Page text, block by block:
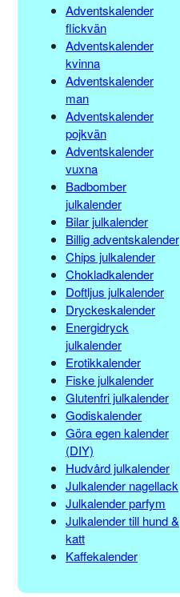
Adventskalender
flickvän
Adventskalender
kvinna
Adventskalender
man
Adventskalender
pojkvän
Adventskalender
vuxna
Badbomber
julkalender
Bilar julkalender
Billig adventskalender
Chips julkalender
Chokladkalender
Doftljus julkalender
Dryckeskalender
Energidryck
julkalender
Erotikkalender
Fiske julkalender
Glutenfri julkalender
Godiskalender
Göra egen kalender
(DIY)
Hudvård julkalender
Julkalender nagellack
Julkalender parfym
Julkalender till hund &
katt
Kaffekalender